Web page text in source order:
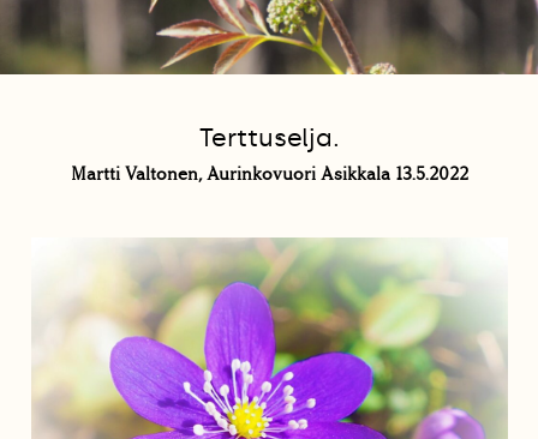
Terttuselja.
Martti Valtonen, Aurinkovuori Asikkala 13.5.2022